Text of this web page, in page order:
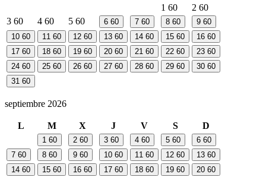
1 60 2 60
3 60 4 60 5 60 6 60 7 60 8 60 9 60
10 60 11 60 12 60 13 60 14 60 15 60 16 60
17 60 18 60 19 60 20 60 21 60 22 60 23 60
24 60 25 60 26 60 27 60 28 60 29 60 30 60
31 60
septiembre 2026
L M X J V S D
1 60 2 60 3 60 4 60 5 60 6 60
7 60 8 60 9 60 10 60 11 60 12 60 13 60
14 60 15 60 16 60 17 60 18 60 19 60 20 60